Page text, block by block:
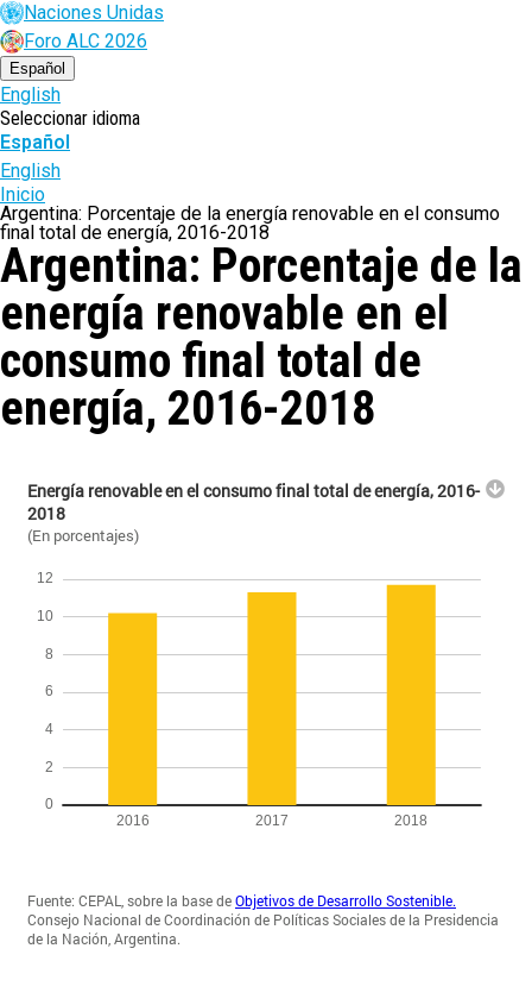
Naciones Unidas
Foro ALC 2026
Español
English
Seleccionar idioma
Español
English
Ruta
de
navegación
Inicio
Argentina: Porcentaje de la energía renovable en el consumo
final total de energía, 2016-2018
Argentina: Porcentaje de la
energía renovable en el
consumo final total de
energía, 2016-2018